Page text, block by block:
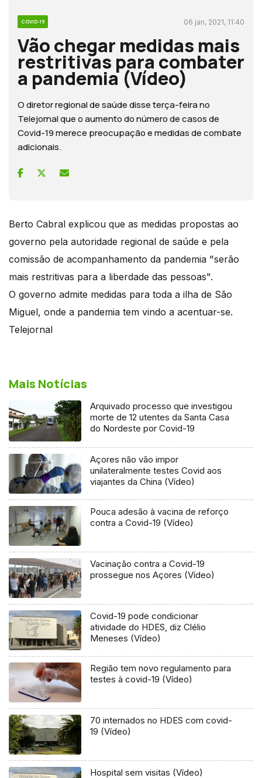
COVID-19 06 jan, 2021, 11:40
Vão chegar medidas mais
restritivas para combater
a pandemia (Vídeo)
O diretor regional de saúde disse terça-feira no
Telejornal que o aumento do número de casos de
Covid-19 merece preocupação e medidas de combate
adicionais.
Berto Cabral explicou que as medidas propostas ao
governo pela autoridade regional de saúde e pela
comissão de acompanhamento da pandemia "serão
mais restritivas para a liberdade das pessoas".
O governo admite medidas para toda a ilha de São
Miguel, onde a pandemia tem vindo a acentuar-se.
Telejornal
Mais Notícias
Arquivado processo que investigou
morte de 12 utentes da Santa Casa
do Nordeste por Covid-19
Açores não vão impor
unilateralmente testes Covid aos
viajantes da China (Vídeo)
Pouca adesão à vacina de reforço
contra a Covid-19 (Vídeo)
Vacinação contra a Covid-19
prossegue nos Açores (Vídeo)
Covid-19 pode condicionar
atividade do HDES, diz Clélio
Meneses (Vídeo)
Região tem novo regulamento para
testes à covid-19 (Vídeo)
70 internados no HDES com covid-
19 (Vídeo)
Hospital sem visitas (Vídeo)